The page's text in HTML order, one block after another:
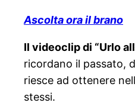
Ascolta ora il brano
Il videoclip di “Urlo
ricordano il passato,
riesce ad ottenere
stessi.